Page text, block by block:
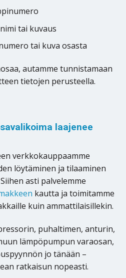
tai kuvaus
tai kuva osasta
autamme tunnistamaan
tietojen perusteella.
laajenee
verkkokauppaamme
löytäminen ja tilaaminen
asti palvelemme
kautta ja toimitamme
kuin ammattilaisillekin.
puhaltimen, anturin,
lämpöpumpun varaosan,
jo tänään –
ratkaisun nopeasti.